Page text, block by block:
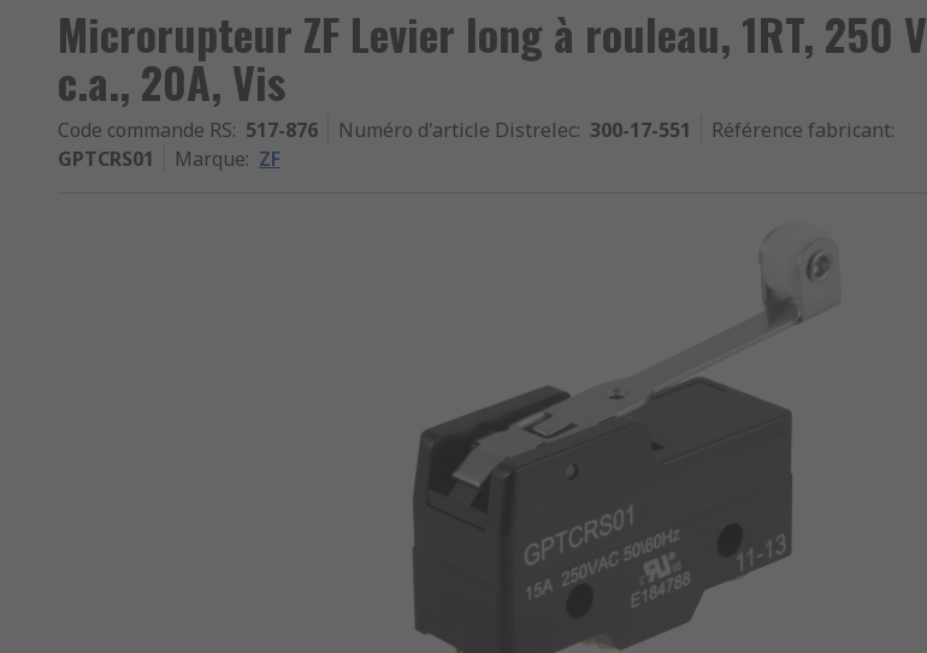
Microrupteur ZF Levier long à rouleau, 1RT, 250 V
c.a., 20A, Vis
Code commande RS: 517-876 Numéro d'article Distrelec: 300-17-551 Référence fabricant:
GPTCRS01
Marque: ZF